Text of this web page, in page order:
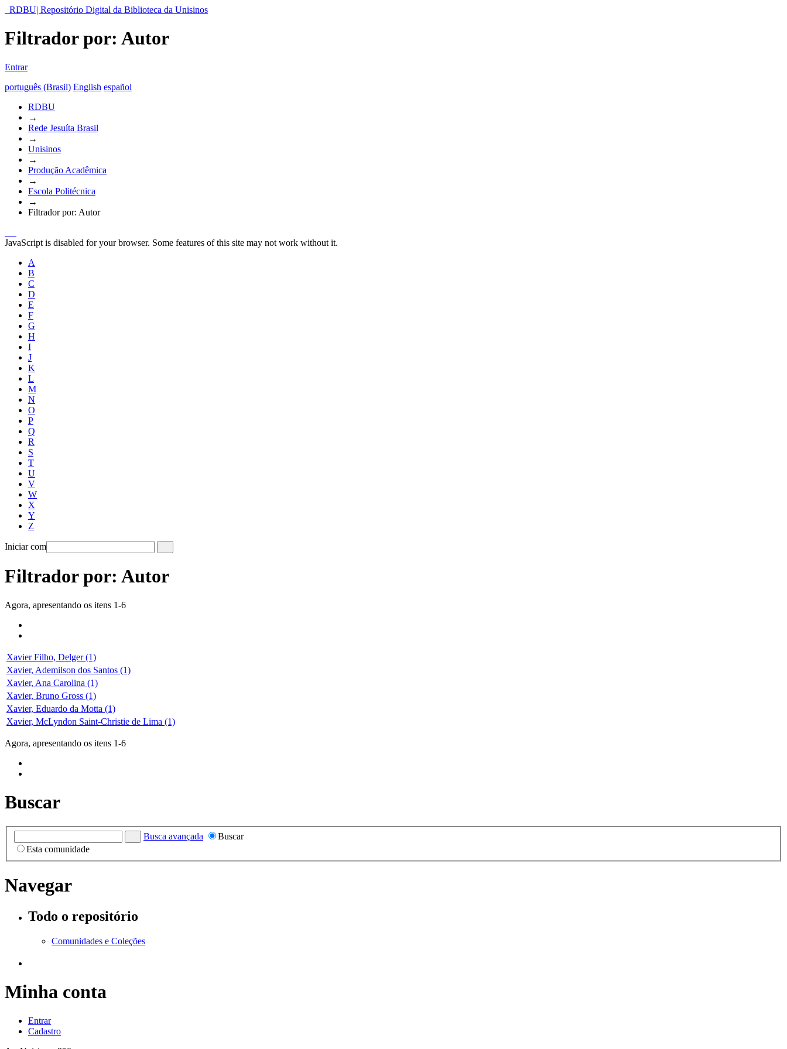
RDBU| Repositório Digital da Biblioteca da Unisinos
Filtrador por: Autor
Entrar
português (Brasil) English español
RDBU
→
Rede Jesuíta Brasil
→
Unisinos
→
Produção Acadêmica
→
Escola Politécnica
→
Filtrador por: Autor
JavaScript is disabled for your browser. Some features of this site may not work without it.
A
B
C
D
E
F
G
H
I
J
K
L
M
N
O
P
Q
R
S
T
U
V
W
X
Y
Z
Iniciar com
Filtrador por: Autor
Agora, apresentando os itens 1-6
Xavier Filho, Delger (1)
Xavier, Ademilson dos Santos (1)
Xavier, Ana Carolina (1)
Xavier, Bruno Gross (1)
Xavier, Eduardo da Motta (1)
Xavier, McLyndon Saint-Christie de Lima (1)
Agora, apresentando os itens 1-6
Buscar
Busca avançada
Buscar
Esta comunidade
Navegar
Todo o repositório
Comunidades e Coleções
Minha conta
Entrar
Cadastro